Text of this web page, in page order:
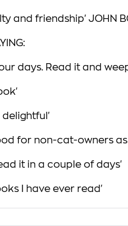
and friendship' JOHN
days. Read it and
delightful'
for non-cat-owners as
it in a couple of days'
I have ever read'